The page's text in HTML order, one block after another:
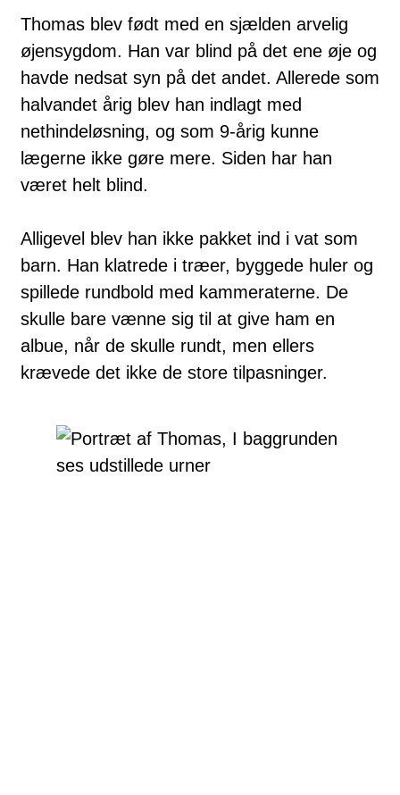
Thomas blev født med en sjælden arvelig
øjensygdom. Han var blind på det ene øje og
havde nedsat syn på det andet. Allerede som
halvandet årig blev han indlagt med
nethindeløsning, og som 9-årig kunne
lægerne ikke gøre mere. Siden har han
været helt blind.
Alligevel blev han ikke pakket ind i vat som
barn. Han klatrede i træer, byggede huler og
spillede rundbold med kammeraterne. De
skulle bare vænne sig til at give ham en
albue, når de skulle rundt, men ellers
krævede det ikke de store tilpasninger.